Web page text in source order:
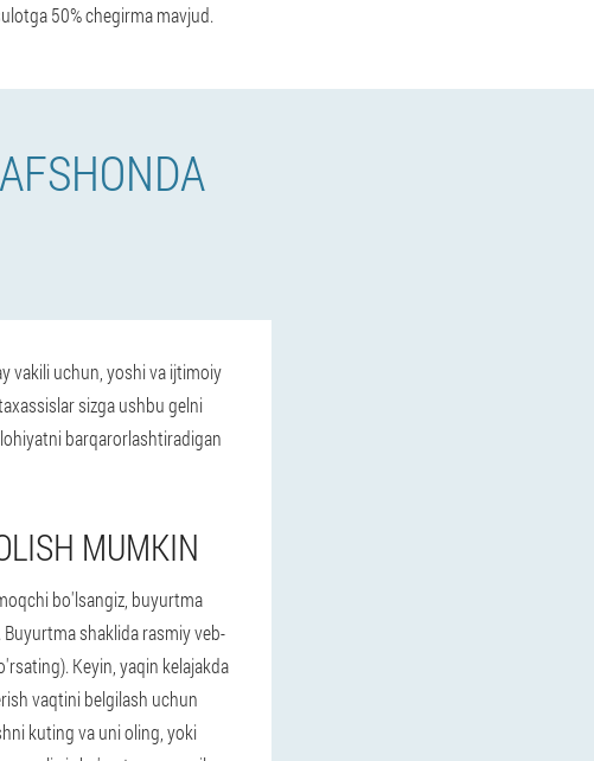
50% chegirma mavjud.
vakili uchun, yoshi va ijtimoiy
sizga ushbu gelni
barqarorlashtiradigan
MUMKIN
bo'lsangiz, buyurtma
shaklida rasmiy veb-
Keyin, yaqin kelajakda
vaqtini belgilash uchun
kuting va uni oling, yoki